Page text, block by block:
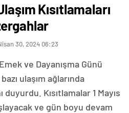
Kısıtlamaları
30, 2024 06:23
ve Dayanışma Günü
ulaşım ağlarında
duyurdu. Kısıtlamalar 1 Mayıs
ve gün boyu devam